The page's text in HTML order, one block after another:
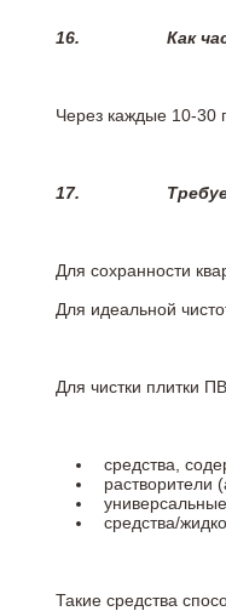
16. Как
Через каждые 10-30
17.
Для сохранности
Для идеальной
Для чистки плитки
средства,
растворители
средства/
Такие средства